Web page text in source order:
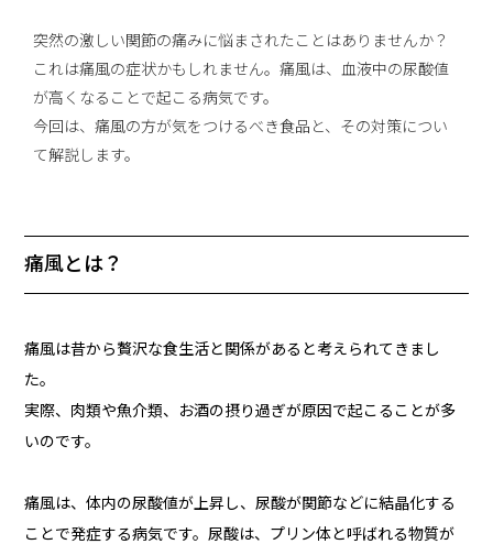
突然の激しい関節の痛みに悩まされたことはありませんか？
これは痛風の症状かもしれません。痛風は、血液中の尿酸値
が高くなることで起こる病気です。
今回は、痛風の方が気をつけるべき食品と、その対策につい
て解説します。
痛風とは？
痛風は昔から贅沢な食生活と関係があると考えられてきまし
た。
実際、肉類や魚介類、お酒の摂り過ぎが原因で起こることが多
いのです。
痛風は、体内の尿酸値が上昇し、尿酸が関節などに結晶化する
ことで発症する病気です。尿酸は、プリン体と呼ばれる物質が